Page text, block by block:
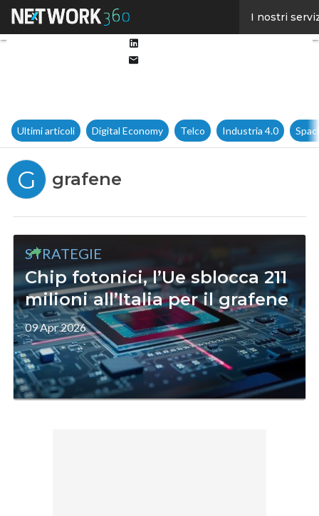
I nostri
Ultimi articoli Digital Economy Telco Industria 4.0
G grafene
STRATEGIE
Chip fotonici, l’Ue sblocca 211
milioni all’Italia per il grafene
09 Apr 2026